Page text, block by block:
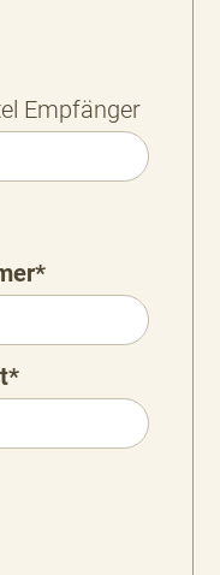
Empfänger